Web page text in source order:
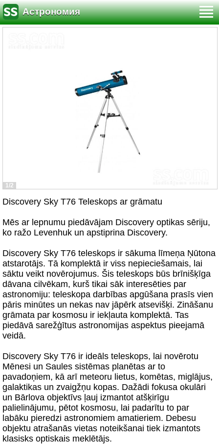
Астрономия
1/2
Discovery Sky T76 Teleskops ar grāmatu
Mēs ar lepnumu piedāvājam Discovery optikas sēriju,
ko ražo Levenhuk un apstiprina Discovery.
Discovery Sky T76 teleskops ir sākuma līmeņa Ņūtona
atstarotājs. Tā komplektā ir viss nepieciešamais, lai
sāktu veikt novērojumus. Šis teleskops būs brīnišķīga
dāvana cilvēkam, kurš tikai sāk interesēties par
astronomiju: teleskopa darbības apgūšana prasīs vien
pāris minūtes un nekas nav jāpērk atsevišķi. Zināšanu
grāmata par kosmosu ir iekļauta komplektā. Tas
piedāvā sarežģītus astronomijas aspektus pieejamā
veidā.
Discovery Sky T76 ir ideāls teleskops, lai novērotu
Mēnesi un Saules sistēmas planētas ar to
pavadoņiem, kā arī meteoru lietus, komētas, miglājus,
galaktikas un zvaigžņu kopas. Dažādi fokusa okulāri
un Bārlova objektīvs ļauj izmantot atšķirīgu
palielinājumu, pētot kosmosu, lai padarītu to par
labāku pieredzi astronomiem amatieriem. Debesu
objektu atrašanās vietas noteikšanai tiek izmantots
klasisks optiskais meklētājs.